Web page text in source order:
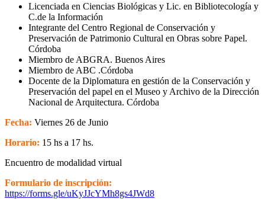
Licenciada en Ciencias Biológicas y Lic. en Bibliotecología y
C.de la Información
Integrante del Centro Regional de Conservación y
Preservación de Patrimonio Cultural en Obras sobre Papel.
Córdoba
Miembro de ABGRA. Buenos Aires
Miembro de ABC .Córdoba
Docente de la Diplomatura en gestión de la Conservación y
Preservación del papel en el Museo y Archivo de la Dirección
Nacional de Arquitectura. Córdoba
Fecha: Viernes 26 de Junio
Horario: 15 hs a 17 hs.
Encuentro de modalidad virtual
Formulario de inscripción:
https://forms.gle/uKyJJcYMh8gs4JWd8